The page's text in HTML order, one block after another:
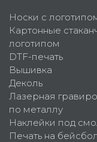
Носки с
Картонные
логотипом
DTF-печать
Вышивка
Деколь
Лазерная
по металлу
Наклейки под
Печать на